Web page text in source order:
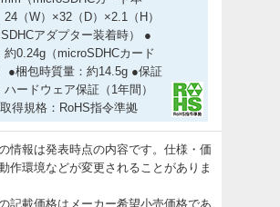
24（W）×32（D）×2.1（H）
アダプター装着時） ●
約0.24g（microSDHCカード
●梱包時質量：約14.5g ●保証
ハードウェア保証（1年間）
得規格：RoHS指令準拠
情報は発表時点の内容です。仕様・価
作環境などが変更されることがありま
記載価格はメーカー希望小売価格であ